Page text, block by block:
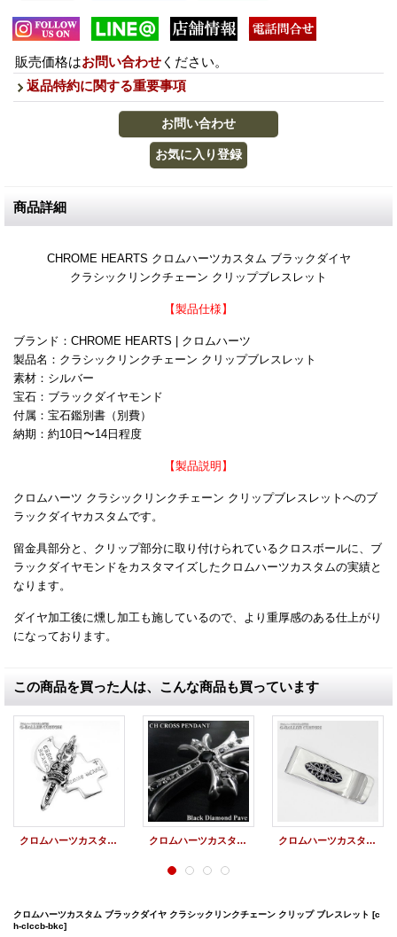
販売価格はお問い合わせ ください。
返品特約に関する重要事項
商品詳細
CHROME HEARTS クロムハーツカスタム ブラックダイヤ
クラシックリンクチェーン クリップブレスレット
【製品仕様】
ブランド：CHROME HEARTS | クロムハーツ
製品名：クラシックリンクチェーン クリップブレスレット
素材：シルバー
宝石：ブラックダイヤモンド
付属：宝石鑑別書（別費）
納期：約10日〜14日程度
【製品説明】
クロムハーツ クラシックリンクチェーン クリップブレスレットへのブ
ラックダイヤカスタムです。
留金具部分と、クリップ部分に取り付けられているクロスボールに、ブ
ラックダイヤモンドをカスタマイズしたクロムハーツカスタムの実績と
なります。
ダイヤ加工後に燻し加工も施しているので、より重厚感のある仕上がり
になっております。
この商品を買った人は、こんな商品も買っています
クロムハーツカスタム ブラックダイヤ スリートリンケッツ ペンダント クロムハーツカスタム CHクロス ブラックダイヤ クロムハーツカスタム マネークリップ フローラルクロス ダイヤカスタム パヴェ
クロムハーツカスタム ブラックダイヤ クラシックリンクチェーン クリップ ブレスレット [c
h-clccb-bkc]